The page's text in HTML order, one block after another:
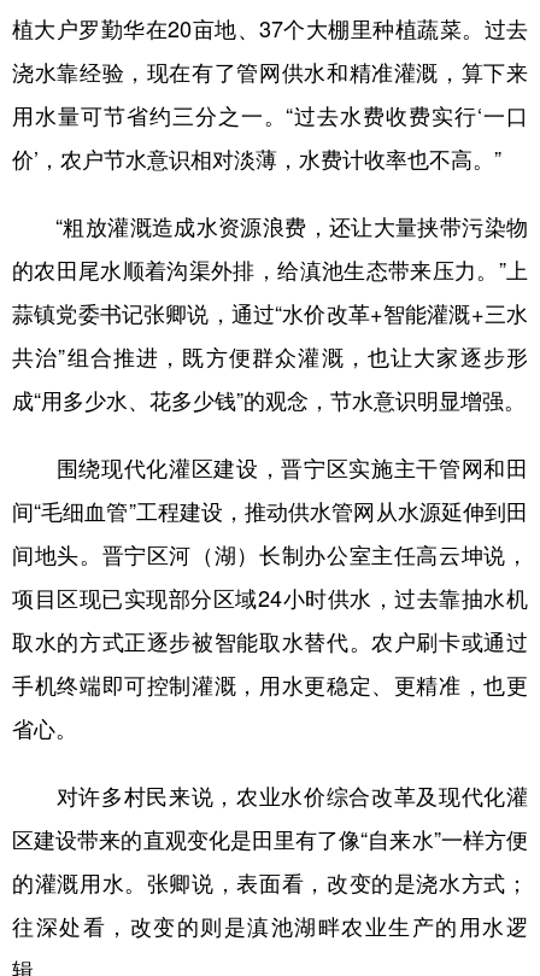
植大户罗勤华在20亩地、37个大棚里种植蔬菜。过去
浇水靠经验，现在有了管网供水和精准灌溉，算下来
用水量可节省约三分之一。“过去水费收费实行‘一口
价’，农户节水意识相对淡薄，水费计收率也不高。”
“粗放灌溉造成水资源浪费，还让大量挟带污染物
的农田尾水顺着沟渠外排，给滇池生态带来压力。”上
蒜镇党委书记张卿说，通过“水价改革+智能灌溉+三水
共治”组合推进，既方便群众灌溉，也让大家逐步形
成“用多少水、花多少钱”的观念，节水意识明显增强。
围绕现代化灌区建设，晋宁区实施主干管网和田
间“毛细血管”工程建设，推动供水管网从水源延伸到田
间地头。晋宁区河（湖）长制办公室主任高云坤说，
项目区现已实现部分区域24小时供水，过去靠抽水机
取水的方式正逐步被智能取水替代。农户刷卡或通过
手机终端即可控制灌溉，用水更稳定、更精准，也更
省心。
对许多村民来说，农业水价综合改革及现代化灌
区建设带来的直观变化是田里有了像“自来水”一样方便
的灌溉用水。张卿说，表面看，改变的是浇水方式；
往深处看，改变的则是滇池湖畔农业生产的用水逻
辑。